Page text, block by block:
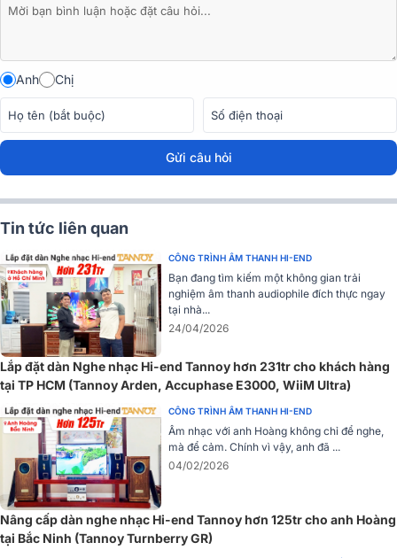
diễn âm thanh cực tốt.
Là sản phẩm thuộc dòng
Evo 300B có vẻ ngoài nhỏ gọn, hiện đại. Vỏ ngoài được chế tạo
bằng kim loại cứng đánh bóng nổi bật sự tinh tế, sang trọng nhất.
Amply sử dụng bộ biến thế nguồn, xuất âm được thiết kế riêng cho
mạch parallel single-ended được cố định trong vỏ thép bằng hỗn
hợp keo giảm rung chấn đặc biệt, cuộn lọc nguồn được tăng cường
lên 2 cái theo nguyên lý cấp nguồn cân bằng.
Evo 300B sử dụngmạch Class Athuần cho công suất 24W/kênh
với phần trung âm ấm áp, mộc mạc đặc trưng, âm thanh sân khấu
chân thật và sống động. Ngoài ra mạch single-ended mang đến dải
trầm đầy tinh tế, khi phối ghép với các đôi loa làm tăng đáng kể
nhạc tính của tác phẩm.
Anh Chị
Gửi câu hỏi
Tin tức liên quan
CÔNG TRÌNH ÂM THANH HI-END
Bạn đang tìm kiếm một không gian trải
nghiệm âm thanh audiophile đích thực ngay
tại nhà...
24/04/2026
Lắp đặt dàn Nghe nhạc Hi-end Tannoy hơn 231tr cho khách hàng
tại TP HCM (Tannoy Arden, Accuphase E3000, WiiM Ultra)
CÔNG TRÌNH ÂM THANH HI-END
Âm nhạc với anh Hoàng không chỉ để nghe,
mà để cảm. Chính vì vậy, anh đã ...
04/02/2026
Nâng cấp dàn nghe nhạc Hi-end Tannoy hơn 125tr cho anh Hoàng
tại Bắc Ninh (Tannoy Turnberry GR)